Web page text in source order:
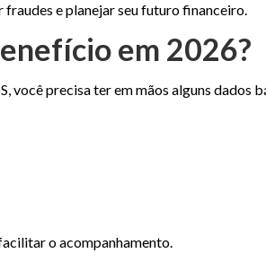
e planejar seu futuro financeiro.
em 2026?
você precisa ter em mãos alguns dados
o acompanhamento.